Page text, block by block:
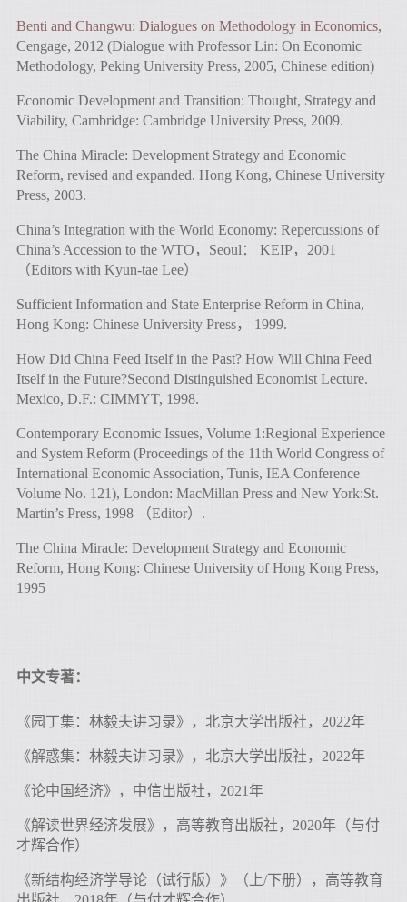
Benti and Changwu: Dialogues on Methodology in Economics,
Cengage, 2012 (Dialogue with Professor Lin: On Economic
Methodology, Peking University Press, 2005, Chinese edition)
Economic Development and Transition: Thought, Strategy and
Viability, Cambridge: Cambridge University Press, 2009.
The China Miracle: Development Strategy and Economic
Reform, revised and expanded. Hong Kong, Chinese University
Press, 2003.
China’s Integration with the World Economy: Repercussions of
China’s Accession to the WTO，Seoul： KEIP，2001
（Editors with Kyun-tae Lee）
Sufficient Information and State Enterprise Reform in China,
Hong Kong: Chinese University Press， 1999.
How Did China Feed Itself in the Past? How Will China Feed
Itself in the Future?Second Distinguished Economist Lecture.
Mexico, D.F.: CIMMYT, 1998.
Contemporary Economic Issues, Volume 1:Regional Experience
and System Reform (Proceedings of the 11th World Congress of
International Economic Association, Tunis, IEA Conference
Volume No. 121), London: MacMillan Press and New York:St.
Martin’s Press, 1998 （Editor）.
The China Miracle: Development Strategy and Economic
Reform, Hong Kong: Chinese University of Hong Kong Press,
1995
中文专著：
《园丁集：林毅夫讲习录》，北京大学出版社，2022年
《解惑集：林毅夫讲习录》，北京大学出版社，2022年
《论中国经济》，中信出版社，2021年
《解读世界经济发展》，高等教育出版社，2020年（与付
才辉合作）
《新结构经济学导论（试行版）》（上/下册），高等教育